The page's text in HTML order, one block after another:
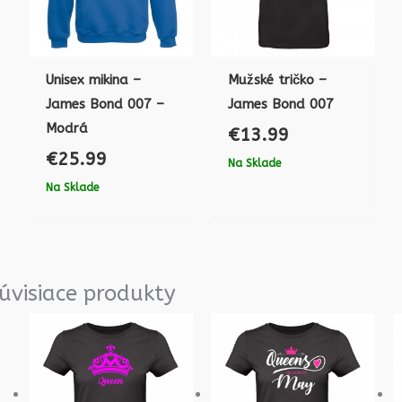
Unisex mikina –
James Bond 007 –
Modrá
€25.99
Na Sklade
Mužské tričko –
James Bond 007
€13.99
Na Sklade
produkty